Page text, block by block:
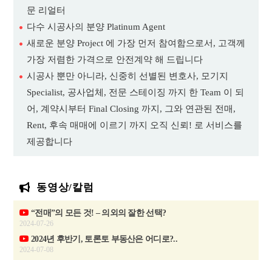
문 리얼터
다수 시공사의 분양 Platinum Agent
새로운 분양 Project 에 가장 먼저 참여함으로서, 고객께
가장 저렴한 가격으로 안전계약 해 드립니다
시공사 뿐만 아니라, 신중히 선별된 변호사, 모기지
Specialist, 공사업체, 전문 스테이징 까지 한 Team 이 되
어, 계약시부터 Final Closing 까지, 그와 연관된 전매,
Rent, 후속 매매에 이르기 까지 오직 신뢰! 로 서비스를
제공합니다
동영상/칼럼
“전매”의 모든 것! – 의외의 잘한 선택?
2024-07-26
2024년 후반기, 토론토 부동산은 어디로?..
2024-07-08